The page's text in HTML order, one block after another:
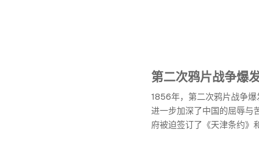
第二次鸦片战争爆
1856年，第二次鸦片战争爆
进一步加深了中国的屈辱与
府被迫签订了《天津条约》